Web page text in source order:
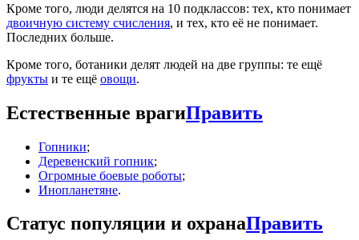
Кроме того, люди делятся на 10 подклассов: тех, кто понимает
двоичную систему счисления, и тех, кто её не понимает.
Последних больше.
Кроме того, ботаники делят людей на две группы: те ещё
фрукты и те ещё овощи.
Естественные врагиПравить
Гопники;
Деревенский гопник;
Огромные боевые роботы;
Инопланетяне.
Статус популяции и охранаПравить